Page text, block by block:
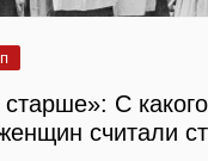
С
считали